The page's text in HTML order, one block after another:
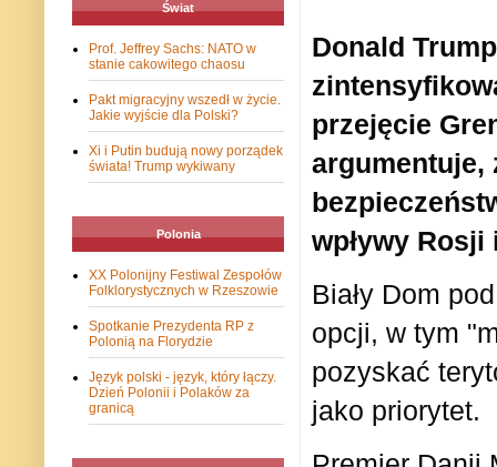
Donald
przejęcie
argumentuje,
wpływy
Biały Dom
opcji, w tym
pozyskać
jako priorytet.
Świat
Prof. Jeffrey Sachs: NATO w
stanie cakowitego chaosu
Pakt migracyjny wszedł w życie.
Jakie wyjście dla Polski?
Xi i Putin budują nowy porządek
świata! Trump wykiwany
Polonia
XX Polonijny Festiwal Zespołów
Folklorystycznych w Rzeszowie
Spotkanie Prezydenta RP z
Polonią na Florydzie
Język polski - język, który łączy.
Dzień Polonii i Polaków za
granicą